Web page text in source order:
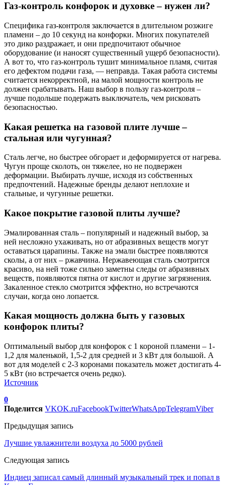
Газ-контроль конфорок и духовке – нужен ли?
Специфика газ-контроля заключается в длительном розжиге
пламени – до 10 секунд на конфорки. Многих покупателей
это дико раздражает, и они предпочитают обычное
оборудование (и наносят существенный ущерб безопасности).
А вот то, что газ-контроль тушит минимальное пламя, считая
его дефектом подачи газа, — неправда. Такая работа системы
считается некорректной, на малой мощности контроль не
должен срабатывать. Наш выбор в пользу газ-контроля –
лучше подольше подержать выключатель, чем рисковать
безопасностью.
Какая решетка на газовой плите лучше –
стальная или чугунная?
Сталь легче, но быстрее обгорает и деформируется от нагрева.
Чугун проще сколоть, он тяжелее, но не подвержен
деформации. Выбирать лучше, исходя из собственных
предпочтений. Надежные бренды делают неплохие и
стальные, и чугунные решетки.
Какое покрытие газовой плиты лучше?
Эмалированная сталь – популярный и надежный выбор, за
ней несложно ухаживать, но от абразивных веществ могут
оставаться царапины. Также на эмали быстрее появляются
сколы, а от них – ржавчина. Нержавеющая сталь смотрится
красиво, на ней тоже сильно заметны следы от абразивных
веществ, появляются пятна от кислот и другие загрязнения.
Закаленное стекло смотрится эффектно, но встречаются
случаи, когда оно лопается.
Какая мощность должна быть у газовых
конфорок плиты?
Оптимальный выбор для конфорок с 1 короной пламени – 1-
1,2 для маленькой, 1,5-2 для средней и 3 кВт для большой. А
вот для моделей с 2-3 коронами показатель может достигать 4-
5 кВт (но встречается очень редко).
Источник
0
Поделится VKOK.ruFacebookTwitterWhatsAppTelegramViber
Предыдущая запись
Лучшие увлажнители воздуха до 5000 рублей
Следующая запись
Индиец записал самый длинный музыкальный трек и попал в